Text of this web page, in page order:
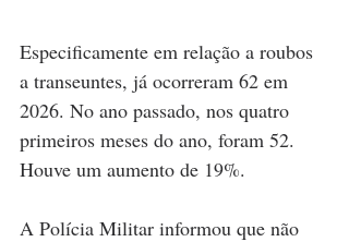
Especificamente em relação a roubos
a transeuntes, já ocorreram 62 em
2026. No ano passado, nos quatro
primeiros meses do ano, foram 52.
Houve um aumento de 19%.
A Polícia Militar informou que não